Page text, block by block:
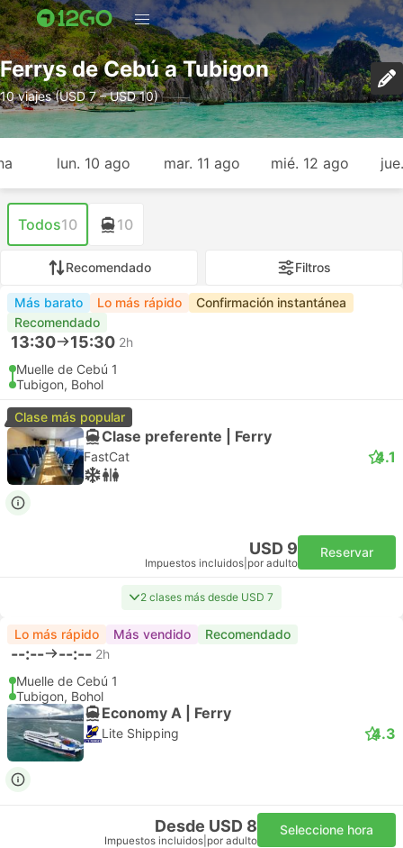
Ferrys de Cebú a Tubigon
10 viajes (USD 7 – USD 10)
lun. 10 ago mar. 11 ago mié. 12 ago
Todos10 10
Recomendado Filtros
Más barato Lo más rápido
Confirmación instantánea
Recomendado
13:30 15:30 2h
Muelle de Cebú 1
Tubigon, Bohol
Clase más popular
Clase preferente | Ferry
FastCat 4.1
USD 9
Impuestos incluidos por adulto
Reservar
2 clases más desde USD 7
Lo más rápido Más vendido Recomendado
--:-- --:-- 2h
Muelle de Cebú 1
Tubigon, Bohol
Economy A | Ferry
Lite Shipping 4.3
Desde USD 8
Impuestos incluidos por adulto
Seleccione hora